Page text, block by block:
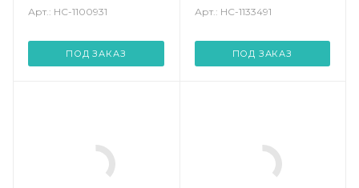
Арт.: НС-1100931
ПОД ЗАКАЗ
Арт.: НС-1133491
ПОД ЗАКАЗ